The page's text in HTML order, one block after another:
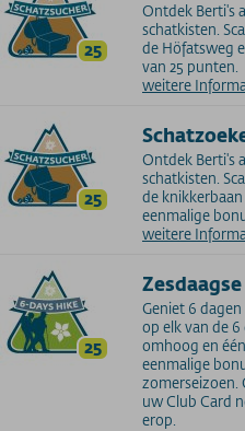
25
Ontdek Berti's
schatkisten.
de Höfatsweg
van 25 punten.
weitere
25
Ontdek Berti's
schatkisten.
de
eenmalige
weitere
25
Geniet 6
op elk van de
omhoog en
eenmalige
zomerseizoen.
uw Club Card
erop.